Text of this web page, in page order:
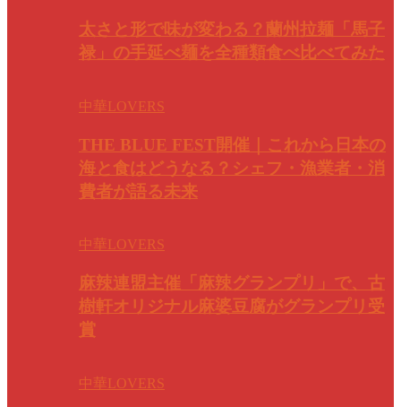
太さと形で味が変わる？蘭州拉麺「馬子
禄」の手延べ麺を全種類食べ比べてみた
中華LOVERS
THE BLUE FEST開催｜これから日本の
海と食はどうなる？シェフ・漁業者・消
費者が語る未来
中華LOVERS
麻辣連盟主催「麻辣グランプリ」で、古
樹軒オリジナル麻婆豆腐がグランプリ受
賞
中華LOVERS